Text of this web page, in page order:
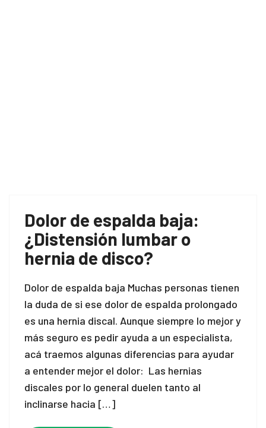
Dolor de espalda baja:
¿Distensión lumbar o
hernia de disco?
Dolor de espalda baja Muchas personas tienen
la duda de si ese dolor de espalda prolongado
es una hernia discal. Aunque siempre lo mejor y
más seguro es pedir ayuda a un especialista,
acá traemos algunas diferencias para ayudar
a entender mejor el dolor: Las hernias
discales por lo general duelen tanto al
inclinarse hacia […]